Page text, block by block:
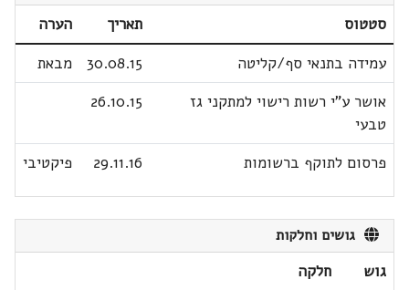
סטטוס תאריך
הערה
עמידה בתנאי סף/קליטה
30.08.15
מבאת
אושר ע"י רשות רישוי למתקני גז
טבעי
26.10.15
פרסום לתוקף ברשומות 29.11.16 פיקטיבי
גושים וחלקות
גוש
חלקה